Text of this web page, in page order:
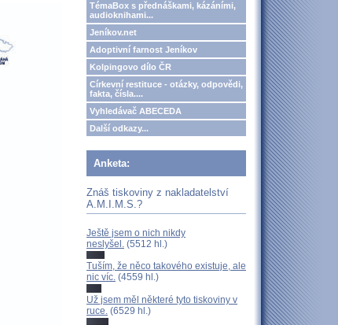
TémaBox s přednáškami, kázáními,
audioknihami...
Jeníkov.net
Adoptivní farnost Jeníkov
Kolpingovo dílo ČR
Církevní restituce - otázky, odpovědi,
fakta, čísla....
Vyhledávač ABECEDA
Další odkazy...
Anketa:
Znáš tiskoviny z nakladatelství
A.M.I.M.S.?
Ještě jsem o nich nikdy
neslyšel. (5512 hl.)
Tuším, že něco takového existuje, ale
nic víc. (4559 hl.)
Už jsem měl některé tyto tiskoviny v
ruce. (6529 hl.)